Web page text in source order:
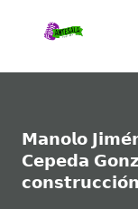
𝗠𝗮𝗻𝗼𝗹𝗼
𝗖𝗲𝗽𝗲𝗱𝗮